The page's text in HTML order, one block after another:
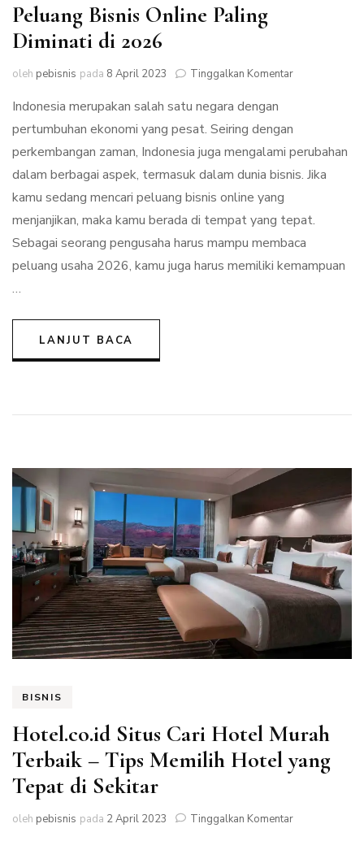
Peluang Bisnis Online Paling
Diminati di 2026
oleh pebisnis pada 8 April 2023 Tinggalkan Komentarpada
Diminati
di
Indonesia merupakan salah satu negara dengan
pertumbuhan ekonomi yang pesat. Seiring dengan
perkembangan zaman, Indonesia juga mengalami perubahan
dalam berbagai aspek, termasuk dalam dunia bisnis. Jika
kamu sedang mencari peluang bisnis online yang
menjanjikan, maka kamu berada di tempat yang tepat.
Sebagai seorang pengusaha harus mampu membaca
peluang usaha 2026, kamu juga harus memiliki kemampuan
…
LANJUT BACA
BISNIS
Hotel.co.id Situs Cari Hotel Murah
Terbaik – Tips Memilih Hotel yang
Tepat di Sekitar
oleh pebisnis pada 2 April 2023 Tinggalkan Komentarpada